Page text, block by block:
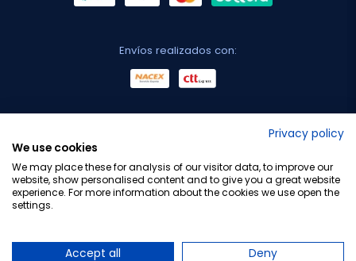
Envíos realizados con:
Privacy policy
We use cookies
We may place these for analysis of our visitor data, to improve our
website, show personalised content and to give you a great website
experience. For more information about the cookies we use open the
settings.
Accept all Deny